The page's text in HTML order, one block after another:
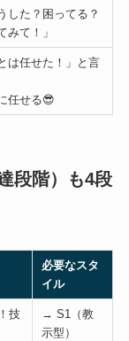
した？困ってる？
みて！」
は任せた！」と言
任せる😎
段階）も4段
必要なスタ
イル
技
→ S1（教
示型）